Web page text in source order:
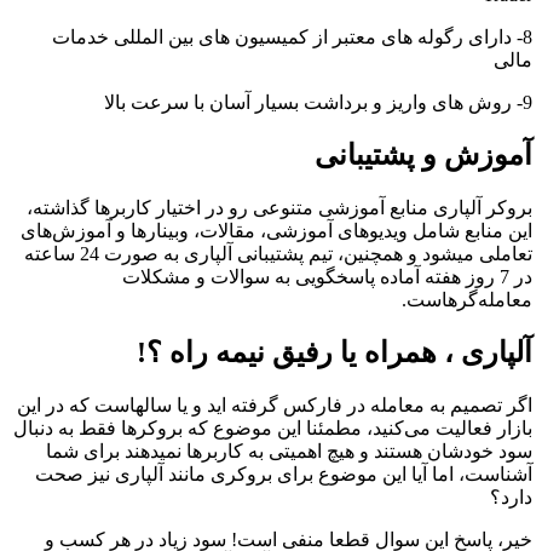
8- دارای رگوله های معتبر از کمیسیون های بین المللی خدمات
مالی
9- روش های واریز و برداشت بسیار آسان با سرعت بالا
آموزش و پشتیبانی
بروکر آلپاری منابع آموزشی متنوعی رو در اختیار کاربرها گذاشته،
این منابع شامل ویدیوهای آموزشی، مقالات، وبینارها و آموزش‌های
تعاملی میشود و همچنین، تیم پشتیبانی آلپاری به صورت 24 ساعته
در 7 روز هفته آماده پاسخگویی به سوالات و مشکلات
معامله‌گرهاست.
آلپاری ، همراه یا رفیق نیمه راه ؟!
اگر تصمیم به معامله در فارکس گرفته اید و یا سالهاست که در این
بازار فعالیت می‌کنید، مطمئنا این موضوع که بروکرها فقط به دنبال
سود خودشان هستند و هیچ اهمیتی به کاربرها نمیدهند برای شما
آشناست، اما آیا این موضوع برای بروکری مانند آلپاری نیز صحت
دارد؟
خیر، پاسخ این سوال قطعا منفی است! سود زیاد در هر کسب و